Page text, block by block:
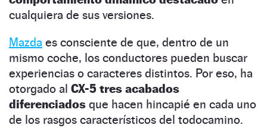
cualquiera de sus versiones.
Mazda es consciente de que, dentro de un
mismo coche, los conductores pueden buscar
experiencias o caracteres distintos. Por eso, ha
otorgado al CX-5 tres acabados
diferenciados que hacen hincapié en cada uno
de los rasgos característicos del todocamino.